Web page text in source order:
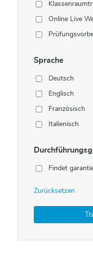
Online Live
Sprache
Deutsch
Englisch
Französisch
Italienisch
Findet
Zurücksetzen